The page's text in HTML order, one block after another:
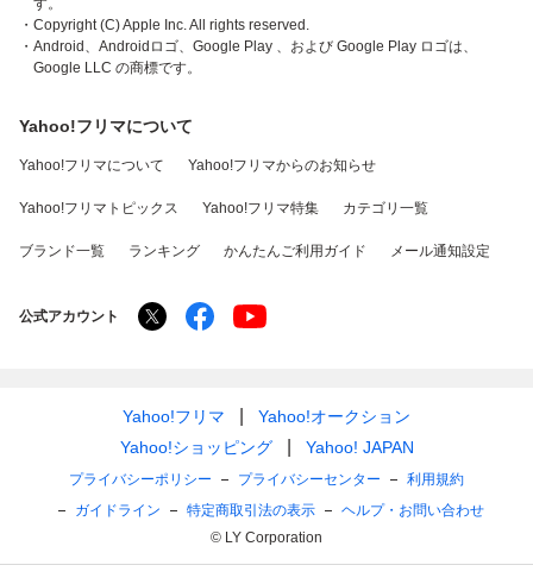
す。
・Copyright (C) Apple Inc. All rights reserved.
・Android、Androidロゴ、Google Play 、および Google Play ロゴは、
Google LLC の商標です。
Yahoo!フリマについて
Yahoo!フリマについて Yahoo!フリマからのお知らせ
Yahoo!フリマトピックス Yahoo!フリマ特集 カテゴリ一覧
ブランド一覧 ランキング かんたんご利用ガイド メール通知設定
公式アカウント
Yahoo!フリマ
Yahoo!オークション
Yahoo!ショッピング
Yahoo! JAPAN
プライバシーポリシー プライバシーセンター
利用規約
ガイドライン
特定商取引法の表示
ヘルプ・お問い合わせ
© LY Corporation